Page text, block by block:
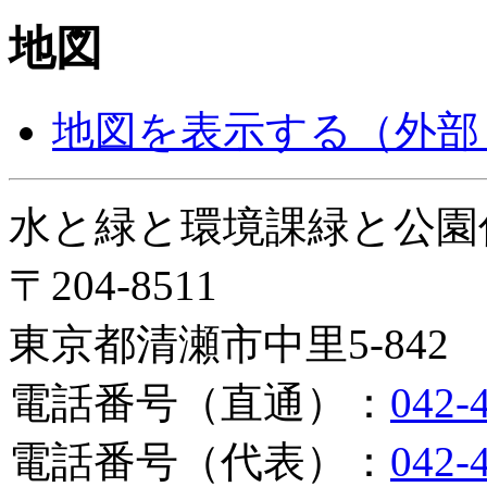
地図
地図を表示する （外
水と緑と環境課緑と公
〒204-8511
東京都清瀬市中里5-842
電話番号（直通）： 042-
電話番号（代表）： 042-